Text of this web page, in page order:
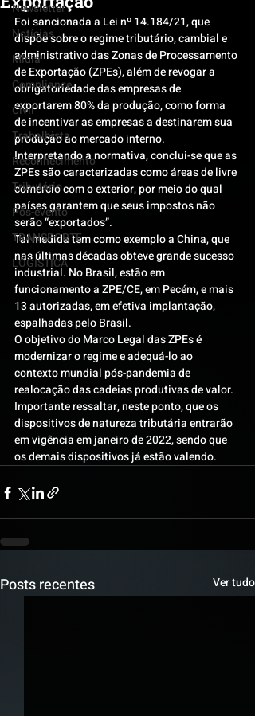
Newsletter
Notícias
Mídia
Compliance
Civil
Trabalhista
Reconhecimento
Tributário
Pós-evento
TRANSPORTE
LOGISTICA
Foi sancionada a Lei nº 14.184/21, que
dispõe sobre o regime tributário, cambial e
administrativo das Zonas de Processamento
de Exportação (ZPEs), além de revogar a
obrigatoriedade das empresas de
exportarem 80% da produção, como forma
de incentivar as empresas a destinarem sua
produção ao mercado interno.
Interpretando a normativa, conclui-se que as
ZPEs são caracterizadas como áreas de livre
comércio com o exterior, por meio do qual
países garantem que seus impostos não
serão “exportados”.
Tal medida tem como exemplo a China, que
nas últimas décadas obteve grande sucesso
industrial. No Brasil, estão em
funcionamento a ZPE/CE, em Pecém, e mais
13 autorizadas, em efetiva implantação,
espalhadas pelo Brasil.
O objetivo do Marco Legal das ZPEs é
modernizar o regime e adequá-lo ao
contexto mundial pós-pandemia de
realocação das cadeias produtivas de valor.
Importante ressaltar, neste ponto, que os
dispositivos de natureza tributária entrarão
em vigência em janeiro de 2022, sendo que
os demais dispositivos já estão valendo.
Posts recentes Ver tudo